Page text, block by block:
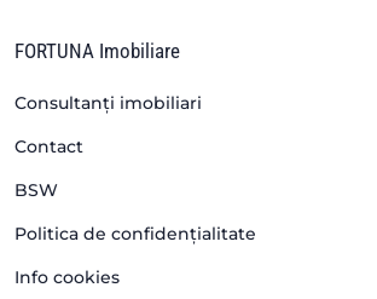
FORTUNA Imobiliare
Consultanți imobiliari
Contact
BSW
Politica de confidențialitate
Info cookies